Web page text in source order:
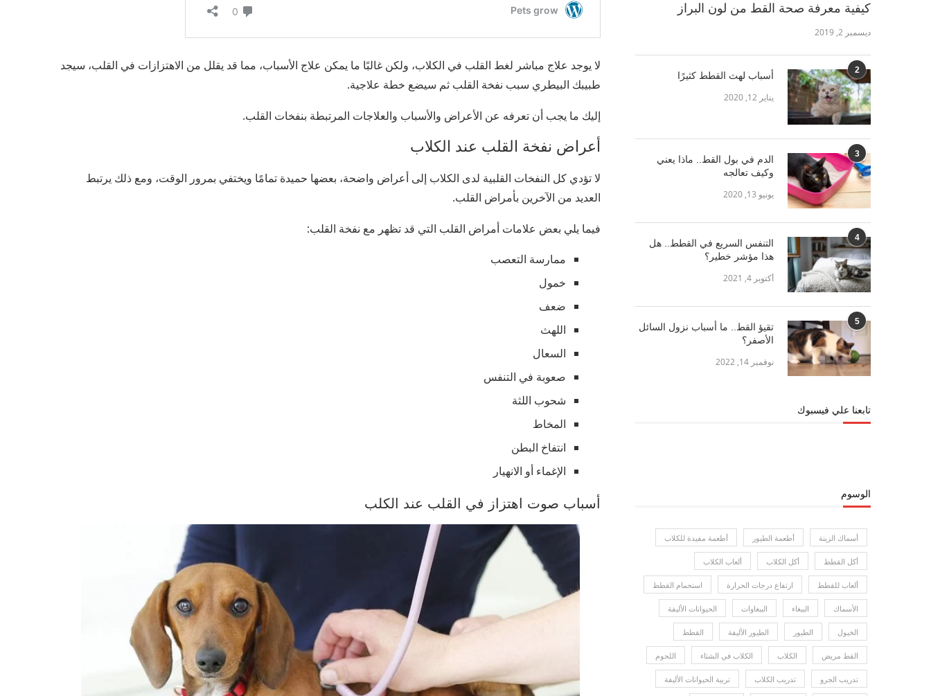
لا يوجد علاج مباشر لغط القلب في الكلاب، ولكن غالبًا ما يمكن علاج الأسباب، مما قد يقلل من الاهتزازات في القلب، سيجد
طبيبك البيطري سبب نفخة القلب ثم سيضع خطة علاجية.
إليك ما يجب أن تعرفه عن الأعراض والأسباب والعلاجات المرتبطة بنفخات القلب.
أعراض نفخة القلب عند الكلاب
لا تؤدي كل النفخات القلبية لدى الكلاب إلى أعراض واضحة، بعضها حميدة تمامًا ويختفي بمرور الوقت، ومع ذلك يرتبط
العديد من الآخرين بأمراض القلب.
فيما يلي بعض علامات أمراض القلب التي قد تظهر مع نفخة القلب:
ممارسة التعصب
خمول
ضعف
اللهث
السعال
صعوبة في التنفس
شحوب اللثة
المخاط
انتفاخ البطن
الإغماء أو الانهيار
أسباب صوت اهتزاز في القلب عند الكلب
كيفية معرفة صحة القط من لون البراز
ديسمبر 2, 2019
2 أسباب لهث القطط كثيرًا
يناير 12, 2020
3
الدم في بول القط.. ماذا يعني
وكيف تعالجه
يونيو 13, 2020
4
التنفس السريع في القطط.. هل
هذا مؤشر خطير؟
أكتوبر 4, 2021
5
تقيؤ القط.. ما أسباب نزول السائل
الأصفر؟
نوفمبر 14, 2022
تابعنا علي فيسبوك
الوسوم
أسماك الزينة أطعمة الطيور أطعمة مفيدة للكلاب
أكل القطط أكل الكلاب ألعاب الكلاب
ألعاب للقطط ارتفاع درجات الحرارة استحمام القطط
الأسماك الببغاء الببغاوات الحيوانات الأليفة
الخيول الطيور الطيور الأليفة القطط
القط مريض الكلاب الكلاب في الشتاء اللحوم
تدريب الجرو تدريب الكلاب تربية الحيوانات الأليفة